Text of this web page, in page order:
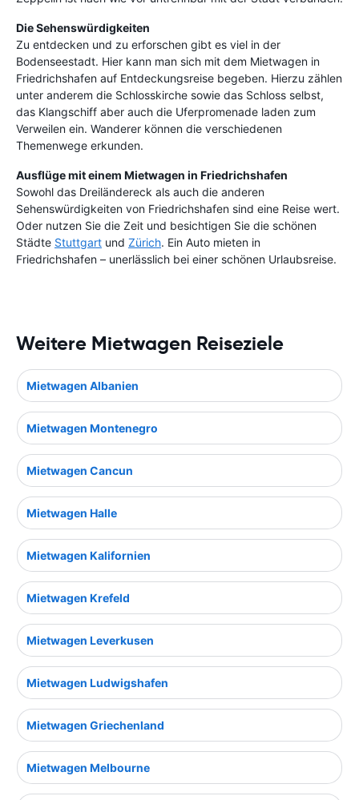
Die Sehenswürdigkeiten
Zu entdecken und zu erforschen gibt es viel in der
Bodenseestadt. Hier kann man sich mit dem Mietwagen in
Friedrichshafen auf Entdeckungsreise begeben. Hierzu zählen
unter anderem die Schlosskirche sowie das Schloss selbst,
das Klangschiff aber auch die Uferpromenade laden zum
Verweilen ein. Wanderer können die verschiedenen
Themenwege erkunden.
Ausflüge mit einem Mietwagen in Friedrichshafen
Sowohl das Dreiländereck als auch die anderen
Sehenswürdigkeiten von Friedrichshafen sind eine Reise wert.
Oder nutzen Sie die Zeit und besichtigen Sie die schönen
Städte Stuttgart und Zürich. Ein Auto mieten in
Friedrichshafen – unerlässlich bei einer schönen Urlaubsreise.
Weitere Mietwagen Reiseziele
Mietwagen Albanien
Mietwagen Montenegro
Mietwagen Cancun
Mietwagen Halle
Mietwagen Kalifornien
Mietwagen Krefeld
Mietwagen Leverkusen
Mietwagen Ludwigshafen
Mietwagen Griechenland
Mietwagen Melbourne